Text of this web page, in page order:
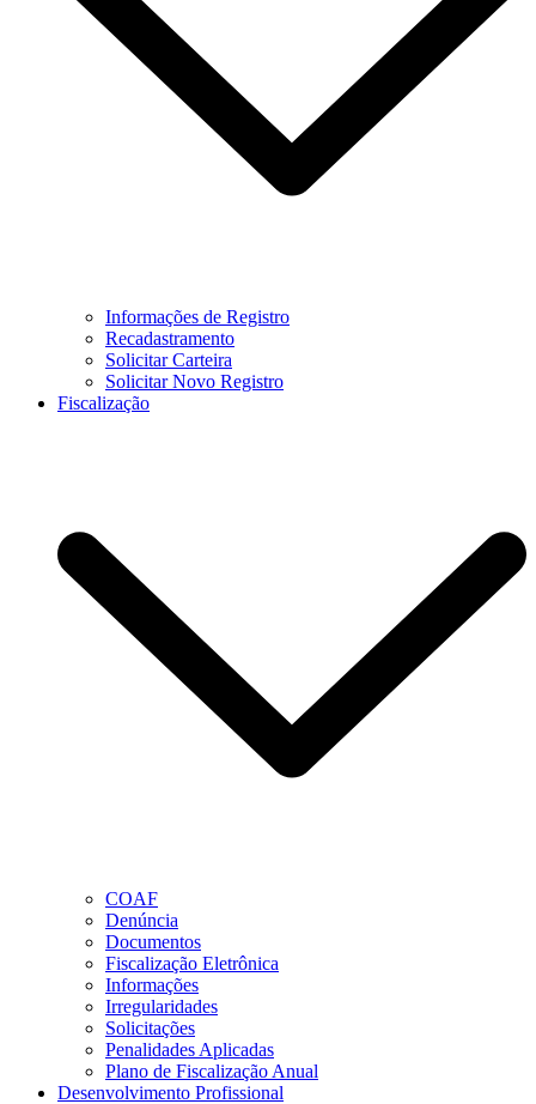
Informações de Registro
Recadastramento
Solicitar Carteira
Solicitar Novo Registro
Fiscalização
COAF
Denúncia
Documentos
Fiscalização Eletrônica
Informações
Irregularidades
Solicitações
Penalidades Aplicadas
Plano de Fiscalização Anual
Desenvolvimento Profissional